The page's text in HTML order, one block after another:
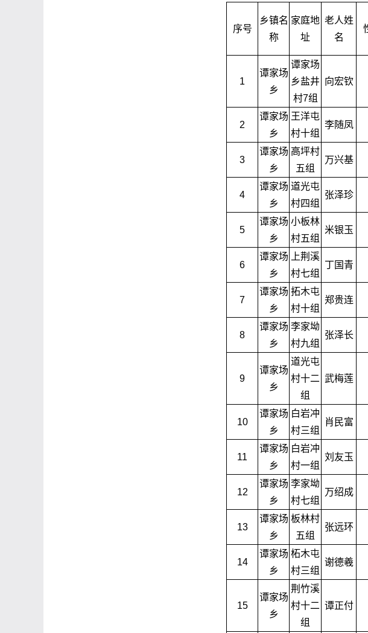
序号
乡镇名
称
家庭地
址
老人姓
名
1
谭家场
乡
谭家场
乡盐井
村7组
向宏钦
2
谭家场
乡
王洋屯
村十组
李随凤
3
谭家场
乡
高坪村
五组
万兴基
4
谭家场
乡
道光屯
村四组
张泽珍
5
谭家场
乡
小板林
村五组
米银玉
6
谭家场
乡
上荆溪
村七组
丁国青
7
谭家场
乡
拓木屯
村十组
郑贵连
8
谭家场
乡
李家坳
村九组
张泽长
9
谭家场
乡
道光屯
村十二
组
武梅莲
10
谭家场
乡
白岩冲
村三组
肖民富
11
谭家场
乡
白岩冲
村一组
刘友玉
12
谭家场
乡
李家坳
村七组
万绍成
13
谭家场
乡
板林村
五组
张远环
14
谭家场
乡
柘木屯
村三组
谢德羲
15
谭家场
乡
荆竹溪
村十二
组
谭正付